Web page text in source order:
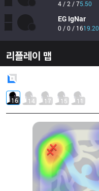
4 / 2 / 75.50
EG IgNar
0 / 0 / 1619.20
리플레이 맵
16 14 17 15 11